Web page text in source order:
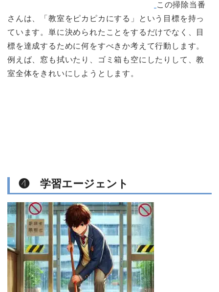
この掃除当番
さんは、「教室をピカピカにする」という目標を持っ
ています。単に決められたことをするだけでなく、目
標を達成するために何をすべきか考えて行動します。
例えば、窓も拭いたり、ゴミ箱も空にしたりして、教
室全体をきれいにしようとします。
❹ 学習エージェント